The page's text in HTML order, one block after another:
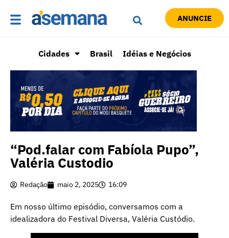
ANUNCIE
Cidades Brasil Idéias e Negócios
“Pod.falar com Fabíola Pupo”,
Valéria Custodio
Redação maio 2, 2025 16:09
Em nosso último episódio, conversamos com a
idealizadora do Festival Diversa, Valéria Custódio.